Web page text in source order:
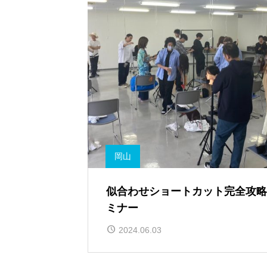
岡山
似合わせショートカット完全攻
ミナー
2024.06.03